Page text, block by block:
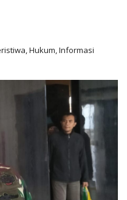
Hukum, Informasi